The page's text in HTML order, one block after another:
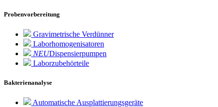
Probenvorbereitung
Gravimetrische Verdünner
Laborhomogenisatoren
NEUDispensierpumpen
Laborzubehörteile
Bakterienanalyse
Automatische Ausplattierungsgeräte